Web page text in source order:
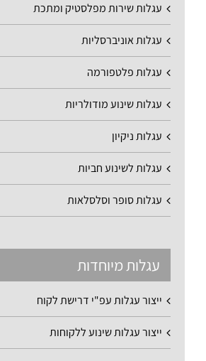
עגלות שירות מפלסטיק ומתכת
עגלות אוניברסליות
עגלות פלטפורמה
עגלות שינוע מודולריות
עגלות ניקיון
עגלות לשינוע חביות
עגלות סופר וסלסלאות
עגלות מיוחדות
ייצור עגלות עפ"י דרישת לקוח
ייצור עגלות שינוע ללקוחות